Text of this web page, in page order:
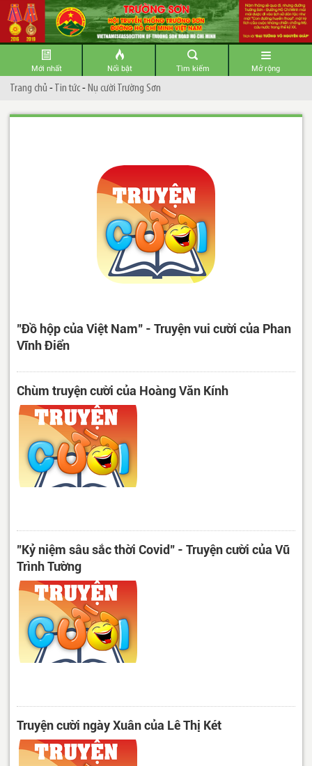
Mới nhất Nổi bật Tìm kiếm Mở rộng
Trang chủ -Tin tức- Nụ cười Trường Sơn
"Đồ hộp của Việt Nam" - Truyện vui cười của Phan
Vĩnh Điển
Chùm truyện cười của Hoàng Văn Kính
"Kỷ niệm sâu sắc thời Covid" - Truyện cười của Vũ
Trình Tường
Truyện cười ngày Xuân của Lê Thị Két